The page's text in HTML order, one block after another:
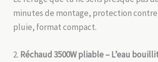
minutes de montage, protection
pluie, format compact.
2. Réchaud 3500W pliable – L’eau